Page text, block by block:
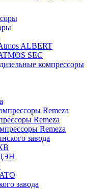
ALBERT
SEC
компрессоры
Remeza
Remeza
Remeza
завода
завода